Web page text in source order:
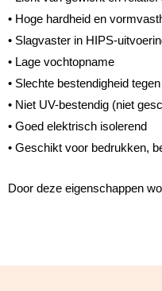
• Hoge hardheid en
• Slagvaster in HIPS-
• Lage vochtopname
• Slechte bestendigheid
• Niet UV-bestendig (niet
• Goed elektrisch isolerend
• Geschikt voor bedrukken,
Door deze eigenschappen